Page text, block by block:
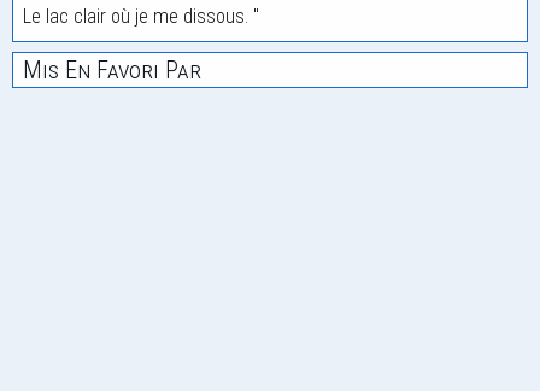
Le lac clair où je me dissous. "
Mis En Favori Par